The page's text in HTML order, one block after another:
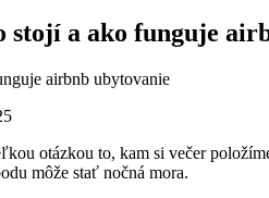
a ako funguje
otázkou to, kam si večer
môže stať nočná mora.